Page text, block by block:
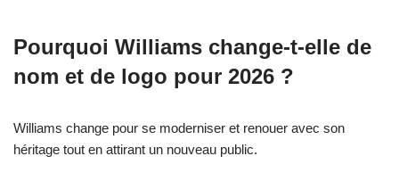
Pourquoi Williams change-t-elle de
nom et de logo pour 2026 ?
Williams change pour se moderniser et renouer avec son
héritage tout en attirant un nouveau public.